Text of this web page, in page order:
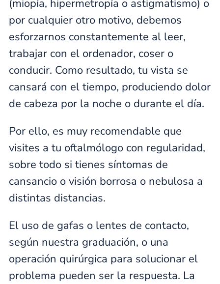
(miopía, hipermetropía o astigmatismo) o
por cualquier otro motivo, debemos
esforzarnos constantemente al leer,
trabajar con el ordenador, coser o
conducir. Como resultado, tu vista se
cansará con el tiempo, produciendo dolor
de cabeza por la noche o durante el día.
Por ello, es muy recomendable que
visites a tu oftalmólogo con regularidad,
sobre todo si tienes síntomas de
cansancio o visión borrosa o nebulosa a
distintas distancias.
El uso de gafas o lentes de contacto,
según nuestra graduación, o una
operación quirúrgica para solucionar el
problema pueden ser la respuesta. La